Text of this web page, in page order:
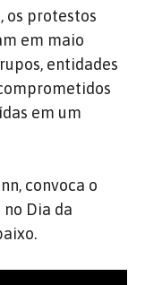
os protestos
em maio
entidades
em um
convoca o
Dia da